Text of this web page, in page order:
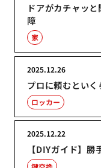
ドアがカチャッ
障
家
プロに頼むとい
2025.12.26
ロッカー
【DIYガイド】
2025.12.22